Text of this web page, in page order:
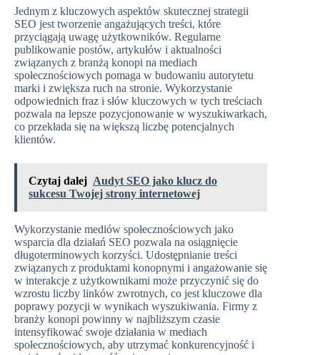
Jednym z kluczowych aspektów skutecznej strategii
SEO jest tworzenie angażujących treści, które
przyciągają uwagę użytkowników. Regularne
publikowanie postów, artykułów i aktualności
związanych z branżą konopi na mediach
społecznościowych pomaga w budowaniu autorytetu
marki i zwiększa ruch na stronie. Wykorzystanie
odpowiednich fraz i słów kluczowych w tych treściach
pozwala na lepsze pozycjonowanie w wyszukiwarkach,
co przekłada się na większą liczbę potencjalnych
klientów.
Czytaj dalej Audyt SEO jako klucz do
sukcesu Twojej strony internetowej
Wykorzystanie mediów społecznościowych jako
wsparcia dla działań SEO pozwala na osiągnięcie
długoterminowych korzyści. Udostępnianie treści
związanych z produktami konopnymi i angażowanie się
w interakcje z użytkownikami może przyczynić się do
wzrostu liczby linków zwrotnych, co jest kluczowe dla
poprawy pozycji w wynikach wyszukiwania. Firmy z
branży konopi powinny w najbliższym czasie
intensyfikować swoje działania w mediach
społecznościowych, aby utrzymać konkurencyjność i